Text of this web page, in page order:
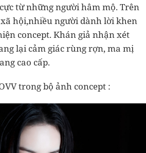
từ những người hâm mộ. Trên
hội,nhiều người dành lời khen
concept. Khán giả nhận xét
lại cảm giác rùng rợn, ma mị
cao cấp.
trong bộ ảnh concept :